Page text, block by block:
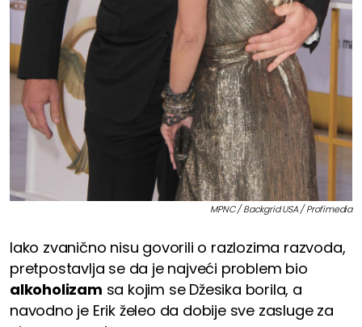
MPNC / Backgrid USA / Profimedia
Iako zvanično nisu govorili o razlozima razvoda,
pretpostavlja se da je najveći problem bio
alkoholizam sa kojim se Džesika borila, a
navodno je Erik želeo da dobije sve zasluge za